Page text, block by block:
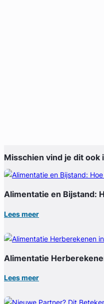
Misschien vind je dit ook
Alimentatie en Bijstand:
Lees meer
Alimentatie
Lees meer